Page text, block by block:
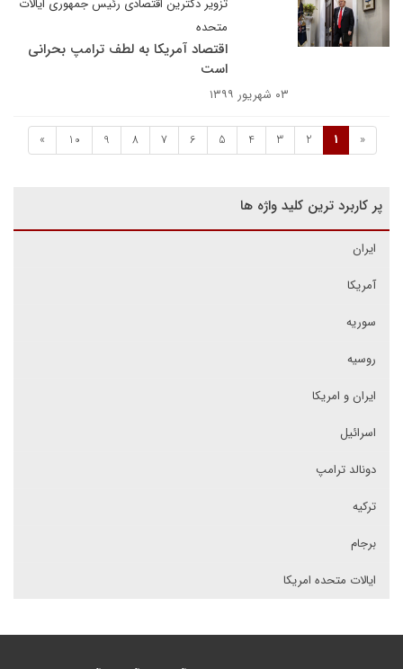
تزویر دکترین اقتصادی رئیس جمهوری ایالات
متحده
اقتصاد آمریکا به لطف ترامپ بحرانی
است
۰۳ شهریور ۱۳۹۹
«
1
2
3
4
5
6
7
8
9
10
»
پر کاربرد ترین کلید واژه ها
ایران
آمریکا
سوریه
روسیه
ایران و امریکا
اسرائیل
دونالد ترامپ
ترکیه
برجام
ایالات متحده امریکا